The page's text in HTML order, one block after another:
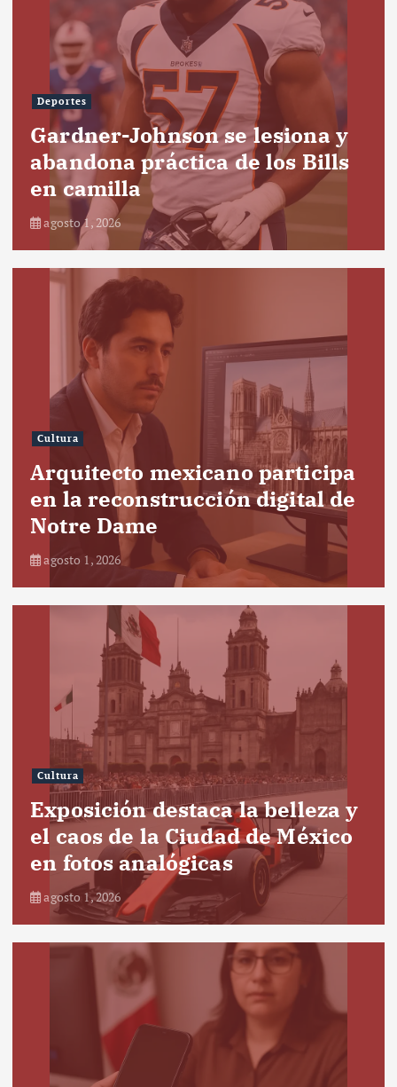
Deportes
Gardner-Johnson se lesiona y
abandona práctica de los Bills
en camilla
agosto 1, 2026
Cultura
Arquitecto mexicano participa
en la reconstrucción digital de
Notre Dame
agosto 1, 2026
Cultura
Exposición destaca la belleza y
el caos de la Ciudad de México
en fotos analógicas
agosto 1, 2026